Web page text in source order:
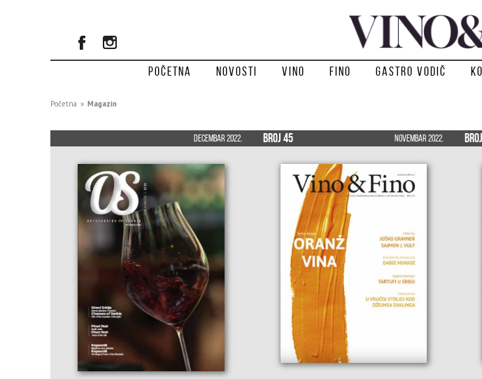
Početna Novosti Vino Fino Gastro vodič
Početna » Magazin
Decembar 2022. Broj 45 Novembar 2022.